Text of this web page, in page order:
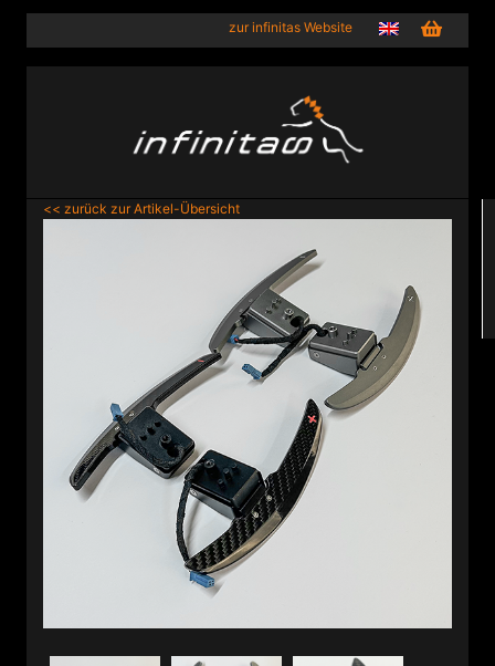
zur infinitas Website
<< zurück zur Artikel-Übersicht